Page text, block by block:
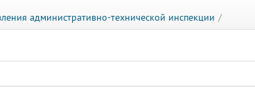
административно-технической инспекции /